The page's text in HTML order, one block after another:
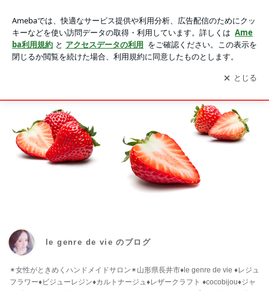
アプリをダウンロードして ブログの更新通知
を受け取りまし
ょう。
開く
le genre de vie のブログ
✴︎女性がときめくハンドメイドサロン✴︎山形県長井市♦️le genre de vie ♦️レジュ
フラワー♦️ビジューレジン♦️カルトナージュ♦️レザークラフト ♦️cocobijou♦️ジャ